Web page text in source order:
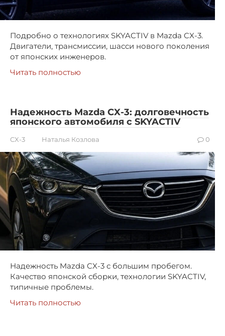
Подробно о технологиях SKYACTIV в Mazda CX-3.
Двигатели, трансмиссии, шасси нового поколения
от японских инженеров.
Читать полностью
Надежность Mazda CX-3: долговечность
японского автомобиля с SKYACTIV
CX-3 Наталья Козлова 0
Надежность Mazda CX-3 с большим пробегом.
Качество японской сборки, технологии SKYACTIV,
типичные проблемы.
Читать полностью